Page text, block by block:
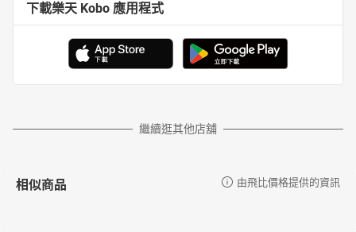
下載樂天 Kobo 應用程式
繼續逛其他店舖
相似商品 由飛比價格提供的資訊